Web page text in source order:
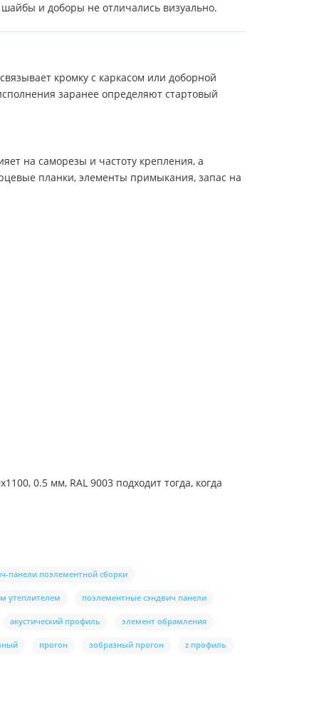
и доборы не отличались визуально.
кромку с каркасом или доборной
заранее определяют стартовый
на саморезы и частоту крепления, а
планки, элементы примыкания, запас на
0.5 мм, RAL 9003 подходит тогда, когда
панели поэлементной сборки
утеплителем поэлементные сэндвич панели
акустический профиль элемент обрамления
прогон зобразный прогон z профиль